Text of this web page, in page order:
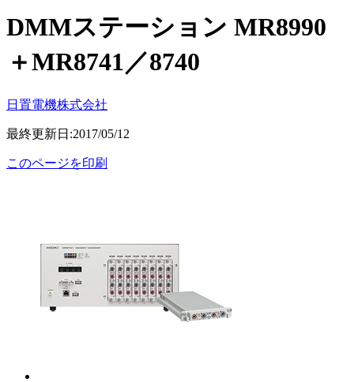
DMMステーション MR8990
＋MR8741／8740
日置電機株式会社
最終更新日:2017/05/12
このページを印刷